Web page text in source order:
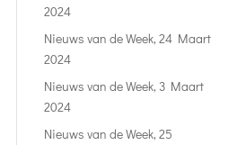
2024
Nieuws van de Week, 24 Maart
2024
Nieuws van de Week, 3 Maart
2024
Nieuws van de Week, 25